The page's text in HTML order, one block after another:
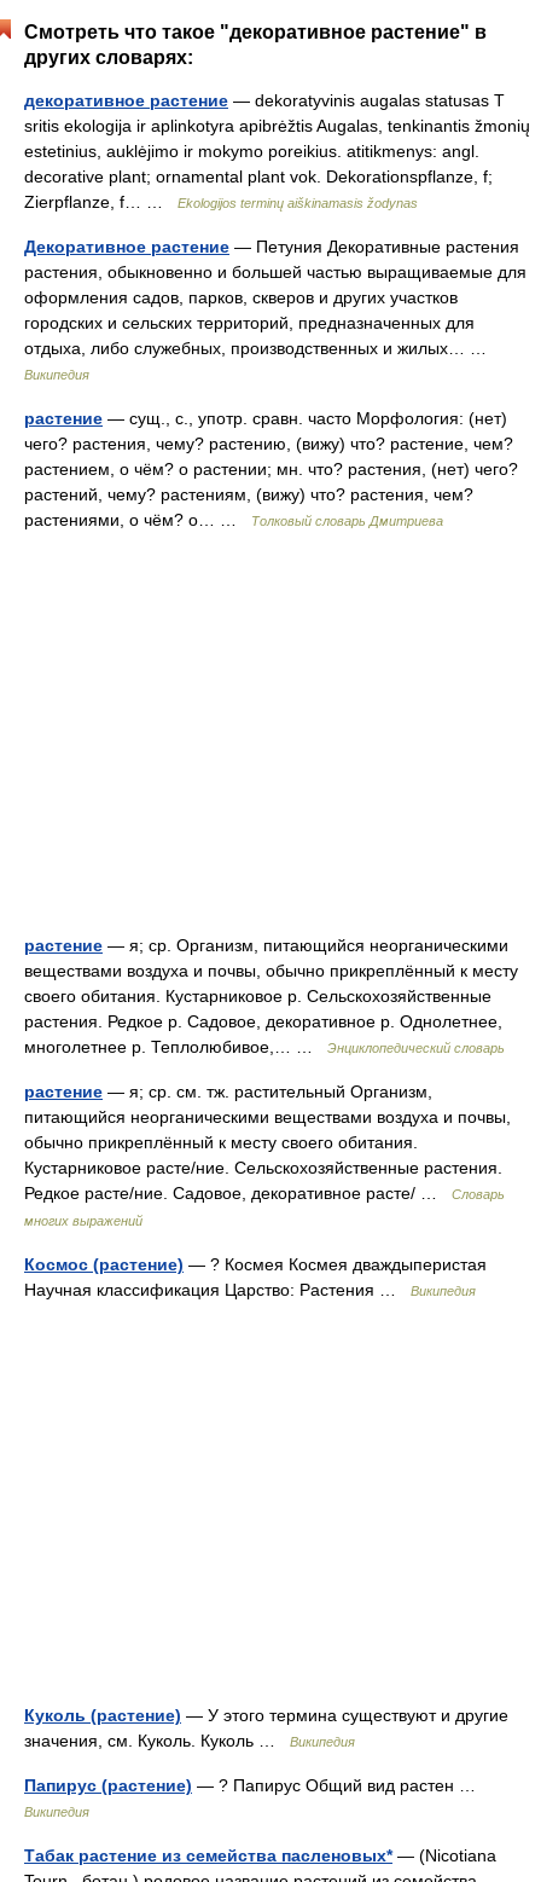
Смотреть что такое "декоративное растение" в
других словарях:
декоративное растение — dekoratyvinis augalas statusas T
sritis ekologija ir aplinkotyra apibrėžtis Augalas, tenkinantis žmonių
estetinius, auklėjimo ir mokymo poreikius. atitikmenys: angl.
decorative plant; ornamental plant vok. Dekorationspflanze, f;
Zierpflanze, f… …
Ekologijos terminų aiškinamasis žodynas
Декоративное растение — Петуния Декоративные растения
растения, обыкновенно и большей частью выращиваемые для
оформления садов, парков, скверов и других участков
городских и сельских территорий, предназначенных для
отдыха, либо служебных, производственных и жилых… …
Википедия
растение — сущ., с., употр. сравн. часто Морфология: (нет)
чего? растения, чему? растению, (вижу) что? растение, чем?
растением, о чём? о растении; мн. что? растения, (нет) чего?
растений, чему? растениям, (вижу) что? растения, чем?
растениями, о чём? о… …
Толковый словарь Дмитриева
растение — я; ср. Организм, питающийся неорганическими
веществами воздуха и почвы, обычно прикреплённый к месту
своего обитания. Кустарниковое р. Сельскохозяйственные
растения. Редкое р. Садовое, декоративное р. Однолетнее,
многолетнее р. Теплолюбивое,… …
Энциклопедический словарь
растение — я; ср. см. тж. растительный Организм,
питающийся неорганическими веществами воздуха и почвы,
обычно прикреплённый к месту своего обитания.
Кустарниковое расте/ние. Сельскохозяйственные растения.
Редкое расте/ние. Садовое, декоративное расте/ …
Словарь
многих выражений
Космос (растение) — ? Космея Космея дваждыперистая
Научная классификация Царство: Растения …
Википедия
Куколь (растение) — У этого термина существуют и другие
значения, см. Куколь. Куколь …
Википедия
Папирус (растение) — ? Папирус Общий вид растен …
Википедия
Табак растение из семейства пасленовых*— (Nicotiana